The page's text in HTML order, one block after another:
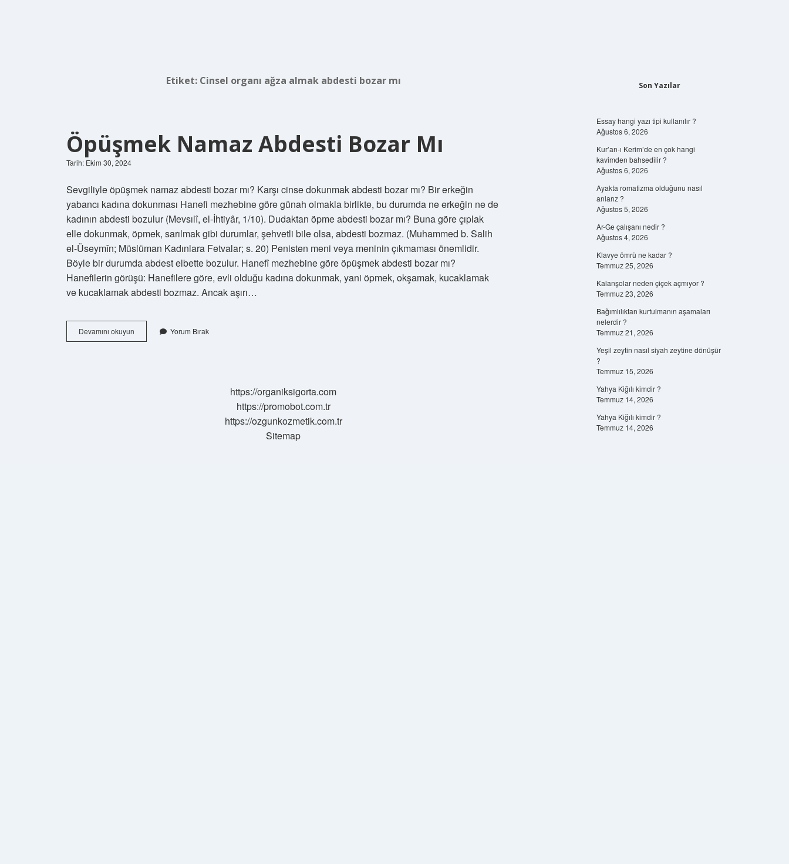
Etiket: Cinsel organı ağza almak abdesti bozar mı
Öpüşmek Namaz Abdesti Bozar Mı
Tarih: Ekim 30, 2024
Sevgiliyle öpüşmek namaz abdesti bozar mı? Karşı cinse dokunmak abdesti bozar mı? Bir erkeğin
yabancı kadına dokunması Hanefi mezhebine göre günah olmakla birlikte, bu durumda ne erkeğin ne de
kadının abdesti bozulur (Mevsılî, el-İhtiyâr, 1/10). Dudaktan öpme abdesti bozar mı? Buna göre çıplak
elle dokunmak, öpmek, sarılmak gibi durumlar, şehvetli bile olsa, abdesti bozmaz. (Muhammed b. Salih
el-Üseymîn; Müslüman Kadınlara Fetvalar; s. 20) Penisten meni veya meninin çıkmaması önemlidir.
Böyle bir durumda abdest elbette bozulur. Hanefî mezhebine göre öpüşmek abdesti bozar mı?
Hanefilerin görüşü: Hanefilere göre, evli olduğu kadına dokunmak, yani öpmek, okşamak, kucaklamak
ve kucaklamak abdesti bozmaz. Ancak aşırı…
Devamını okuyun Öpüşmek
Namaz
Yorum Bırak
https://organiksigorta.com
https://promobot.com.tr
https://ozgunkozmetik.com.tr
Sitemap
Son Yazılar
Essay hangi yazı tipi kullanılır ?
Ağustos 6, 2026
Kur’an-ı Kerim’de en çok hangi
kavimden bahsedilir ?
Ağustos 6, 2026
Ayakta romatizma olduğunu nasıl
anlarız ?
Ağustos 5, 2026
Ar-Ge çalışanı nedir ?
Ağustos 4, 2026
Klavye ömrü ne kadar ?
Temmuz 25, 2026
Kalanşolar neden çiçek açmıyor ?
Temmuz 23, 2026
Bağımlılıktan kurtulmanın aşamaları
nelerdir ?
Temmuz 21, 2026
Yeşil zeytin nasıl siyah zeytine dönüşür
?
Temmuz 15, 2026
Yahya Kiğılı kimdir ?
Temmuz 14, 2026
Yahya Kiğılı kimdir ?
Temmuz 14, 2026